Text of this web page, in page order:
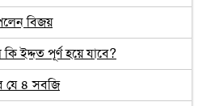
বিজয়
ইদ্দত পূর্ণ হয়ে যাবে?
যে ৪ সবজি